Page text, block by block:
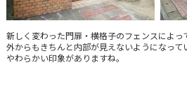
新しく変わった門扉・横格子のフェンスによっ
外からもきちんと内部が見えないようになっ
やわらかい印象がありますね。